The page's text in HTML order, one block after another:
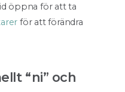
öppna för att ta
för att förändra
“ni” och